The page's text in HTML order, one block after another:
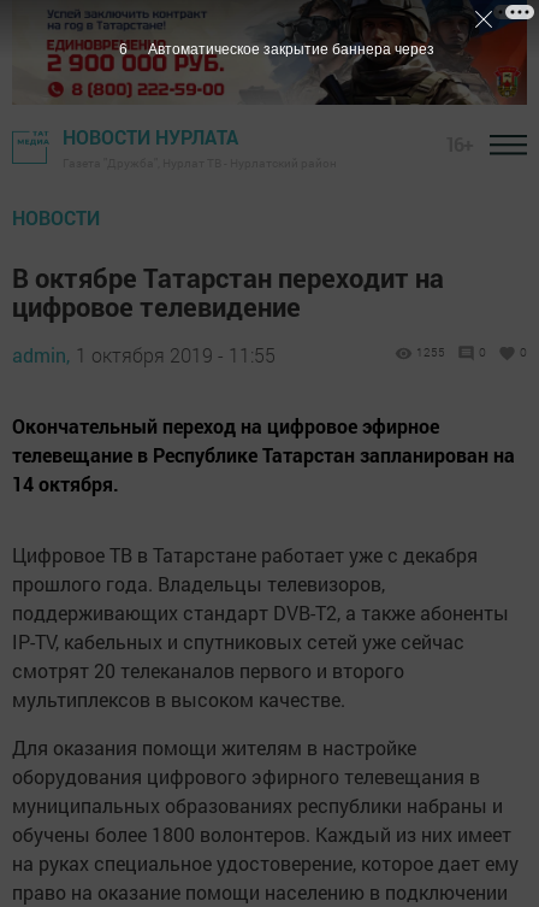
НОВОСТИ НУРЛАТА
НОВОСТИ
В октябре Татарстан переходит на
цифровое телевидение
admin, 1 октября 2019 - 11:55 1255 0 0
Окончательный переход на цифровое эфирное
телевещание в Республике Татарстан запланирован на
14 октября.
Цифровое ТВ в Татарстане работает уже с декабря
прошлого года. Владельцы телевизоров,
поддерживающих стандарт DVB-T2, а также абоненты
IP-TV, кабельных и спутниковых сетей уже сейчас
смотрят 20 телеканалов первого и второго
мультиплексов в высоком качестве.
Для оказания помощи жителям в настройке
оборудования цифрового эфирного телевещания в
муниципальных образованиях республики набраны и
обучены более 1800 волонтеров. Каждый из них имеет
на руках специальное удостоверение, которое дает ему
право на оказание помощи населению в подключении
5 Автоматическое закрытие баннера через